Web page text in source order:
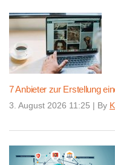
7 Anbieter zur Erstellung
3. August 2026 11:25 | By